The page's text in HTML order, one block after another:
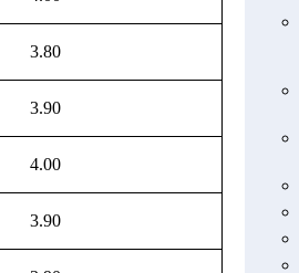
3.80
3.90
4.00
3.90